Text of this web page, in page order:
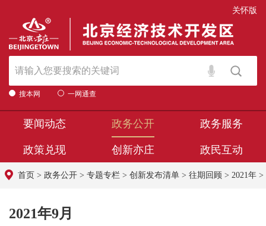
关怀版
搜本网 一网通查
要闻动态 政务公开 政务服务
政策兑现 创新亦庄 政民互动
首页 > 政务公开 > 专题专栏 > 创新发布清单 > 往期回顾 > 2021年 >
2021年9月